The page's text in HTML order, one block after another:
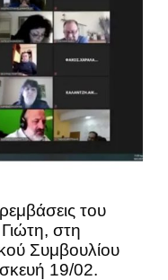
του
στη
Συμβουλίου
19/02.